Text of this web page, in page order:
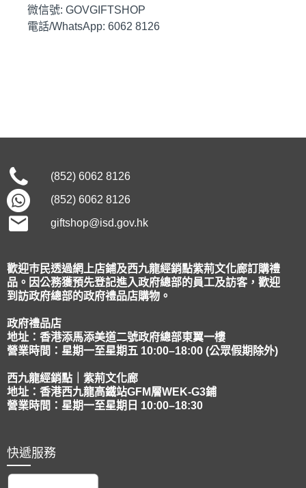
微信號: GOVGIFTSHOP
電話/WhatsApp: 6062 8126
(852) 6062 8126
(852) 6062 8126
giftshop@isd.gov.hk
歡迎巿民透過網上店鋪及西九龍經銷點紫荊文化廊訂購禮
品。因公務獲預先登記進入政府總部的員工及訪客，歡迎
到訪政府總部的政府禮品店購物。
政府禮品店
地址：香港添馬添美道二號政府總部東翼一樓
營業時間：星期一至星期五 10:00–18:00 (公眾假期除外)
西九龍經銷點｜紫荊文化廊
地址：香港西九龍高鐵站GFM層WEK-G3鋪
營業時間：星期一至星期日 10:00–18:30
快遞服務